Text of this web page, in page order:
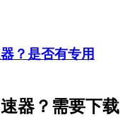
？是否有专用
器？需要下载